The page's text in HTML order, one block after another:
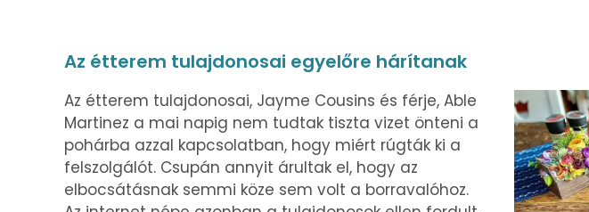
Az étterem tulajdonosai egyelőre hárítanak
Az étterem tulajdonosai, Jayme Cousins és férje, Able
Martinez a mai napig nem tudtak tiszta vizet önteni a
pohárba azzal kapcsolatban, hogy miért rúgták ki a
felszolgálót. Csupán annyit árultak el, hogy az
elbocsátásnak semmi köze sem volt a borravalóhoz.